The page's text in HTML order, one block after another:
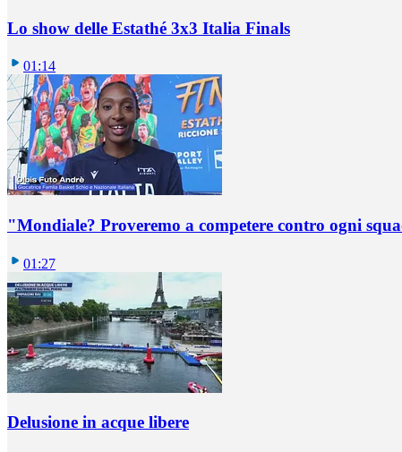
Lo show delle Estathé 3x3 Italia Finals
01:14
"Mondiale? Proveremo a competere contro ogni
01:27
Delusione in acque libere